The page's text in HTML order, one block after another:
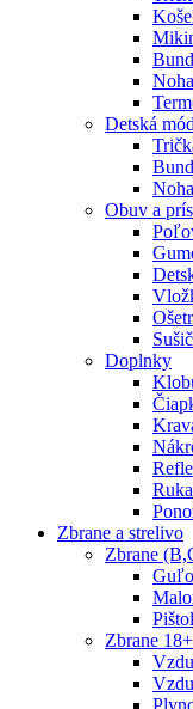
Detská
Obuv a
Doplnky
Zbrane a strelivo
Zbrane
Zbrane